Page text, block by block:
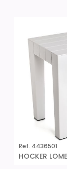
Ref. 4436501
HOCKER